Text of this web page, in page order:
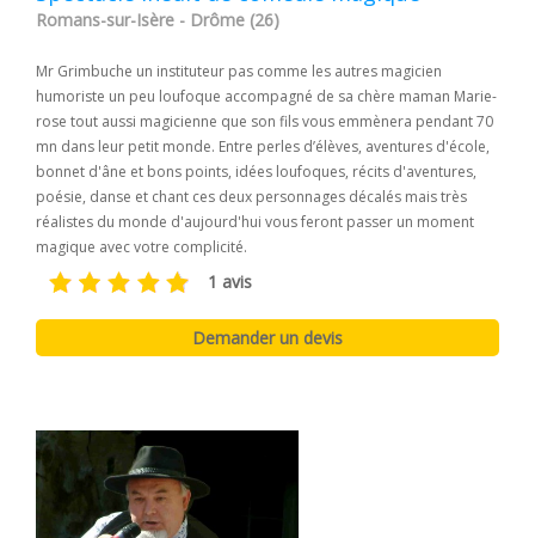
Romans-sur-Isère - Drôme (26)
Mr Grimbuche un instituteur pas comme les autres magicien
humoriste un peu loufoque accompagné de sa chère maman Marie-
rose tout aussi magicienne que son fils vous emmènera pendant 70
mn dans leur petit monde. Entre perles d’élèves, aventures d'école,
bonnet d'âne et bons points, idées loufoques, récits d'aventures,
poésie, danse et chant ces deux personnages décalés mais très
réalistes du monde d'aujourd'hui vous feront passer un moment
magique avec votre complicité.
1 avis